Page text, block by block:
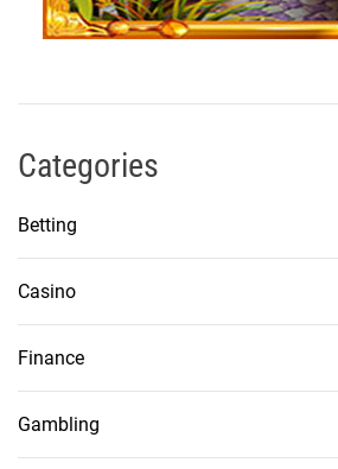
Categories
Betting
Casino
Finance
Gambling